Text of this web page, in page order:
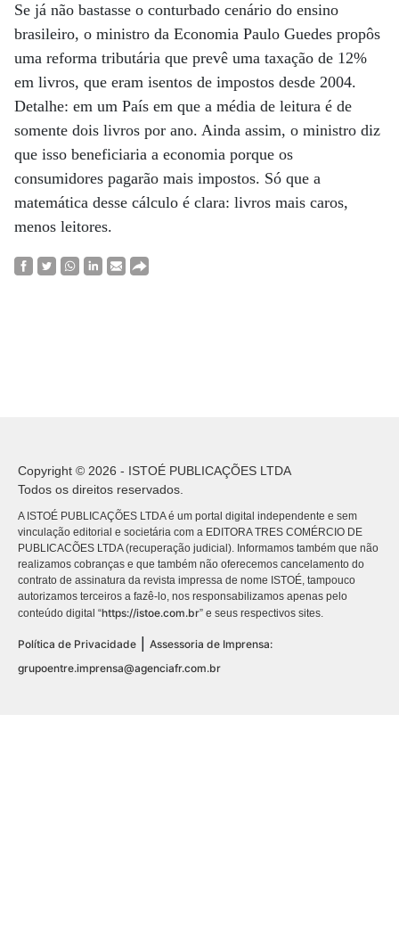
Se já não bastasse o conturbado cenário do ensino
brasileiro, o ministro da Economia Paulo Guedes propôs
uma reforma tributária que prevê uma taxação de 12%
em livros, que eram isentos de impostos desde 2004.
Detalhe: em um País em que a média de leitura é de
somente dois livros por ano. Ainda assim, o ministro diz
que isso beneficiaria a economia porque os
consumidores pagarão mais impostos. Só que a
matemática desse cálculo é clara: livros mais caros,
menos leitores.
Copyright © 2026 - ISTOÉ PUBLICAÇÕES LTDA
Todos os direitos reservados.
A ISTOÉ PUBLICAÇÕES LTDA é um portal digital independente e sem
vinculação editorial e societária com a EDITORA TRES COMÉRCIO DE
PUBLICACÕES LTDA (recuperação judicial). Informamos também que não
realizamos cobranças e que também não oferecemos cancelamento do
contrato de assinatura da revista impressa de nome ISTOÉ, tampouco
autorizamos terceiros a fazê-lo, nos responsabilizamos apenas pelo
conteúdo digital “https://istoe.com.br” e seus respectivos sites.
Política de Privacidade
Assessoria de Imprensa:
grupoentre.imprensa@agenciafr.com.br